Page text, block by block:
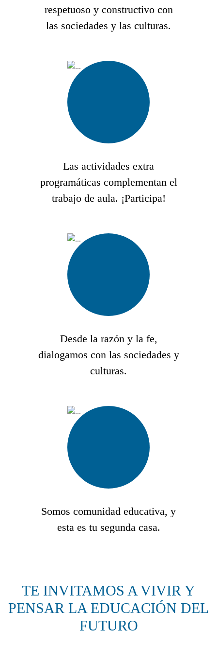
respetuoso y constructivo con
las sociedades y las culturas.
Las actividades extra
programáticas complementan el
trabajo de aula. ¡Participa!
Desde la razón y la fe,
dialogamos con las sociedades y
culturas.
Somos comunidad educativa, y
esta es tu segunda casa.
TE INVITAMOS A VIVIR Y
PENSAR LA EDUCACIÓN DEL
FUTURO